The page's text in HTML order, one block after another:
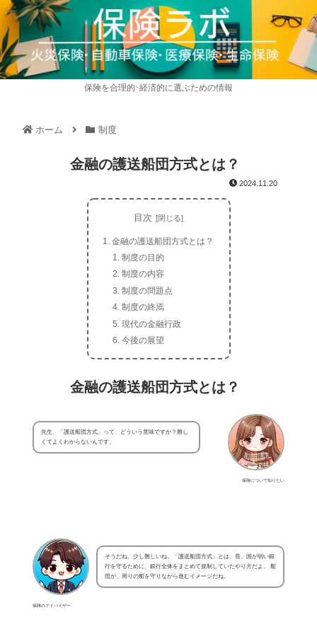
保険を合理的･経済的に選ぶための情報
ホーム 制度
金融の護送船団方式とは？
2024.11.20
目次
金融の護送船団方式とは？
制度の目的
制度の内容
制度の問題点
制度の終焉
現代の金融行政
今後の展望
金融の護送船団方式とは？
保険について知りたい
先生、「護送船団方式」って、どういう意味ですか？難し
くてよくわからないんです。
保険のアドバイザー
そうだね、少し難しいね。「護送船団方式」とは、昔、国が弱い銀
行を守るために、銀行全体をまとめて規制していたやり方だよ。 船
団が、周りの船を守りながら進むイメージだね。